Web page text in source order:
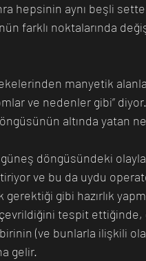
hepsinin aynı beşli
farklı noktalarında
manyetik
ve nedenler gibi”
altında yatan
döngüsündeki
ve bu da uydu
gibi hazırlık
tespit
(ve bunlarla ilişkili
gelir.